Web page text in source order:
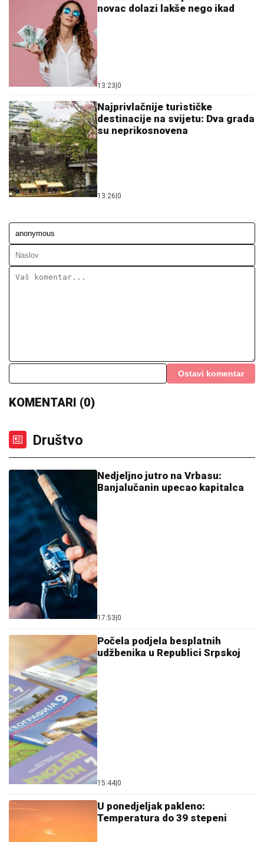
novac dolazi lakše nego ikad
13:23|0
Najprivlačnije turističke
destinacije na svijetu: Dva grada
su neprikosnovena
13:26|0
Ostavi komentar
KOMENTARI (0)
Društvo
Nedjeljno jutro na Vrbasu:
Banjalučanin upecao kapitalca
17:53|0
Počela podjela besplatnih
udžbenika u Republici Srpskoj
15:44|0
U ponedjeljak pakleno:
Temperatura do 39 stepeni